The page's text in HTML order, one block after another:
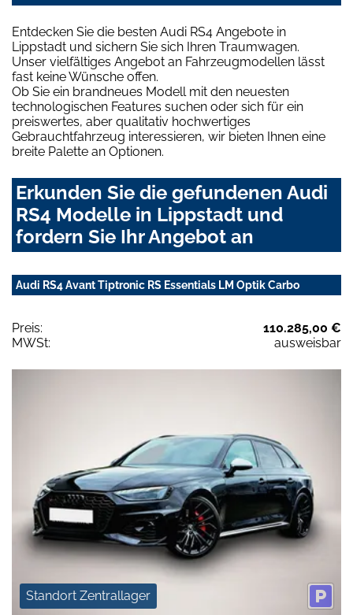
Entdecken Sie die besten Audi RS4 Angebote in
Lippstadt und sichern Sie sich Ihren Traumwagen.
Unser vielfältiges Angebot an Fahrzeugmodellen lässt
fast keine Wünsche offen.
Ob Sie ein brandneues Modell mit den neuesten
technologischen Features suchen oder sich für ein
preiswertes, aber qualitativ hochwertiges
Gebrauchtfahrzeug interessieren, wir bieten Ihnen eine
breite Palette an Optionen.
Erkunden Sie die gefundenen Audi
RS4 Modelle in Lippstadt und
fordern Sie Ihr Angebot an
Audi RS4 Avant Tiptronic RS Essentials LM Optik Carbo
Preis:
110.285,00 €
MWSt:
ausweisbar
Standort Zentrallager